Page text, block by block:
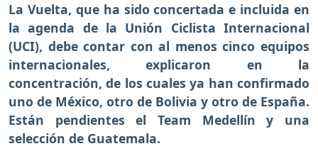
La Vuelta, que ha sido concertada e incluida en
la agenda de la Unión Ciclista Internacional
(UCI), debe contar con al menos cinco equipos
internacionales, explicaron en la
concentración, de los cuales ya han confirmado
uno de México, otro de Bolivia y otro de España.
Están pendientes el Team Medellín y una
selección de Guatemala.